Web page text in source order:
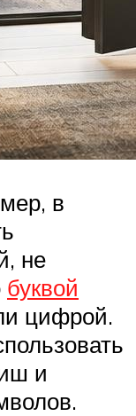
в
не
буквой
цифрой.
и